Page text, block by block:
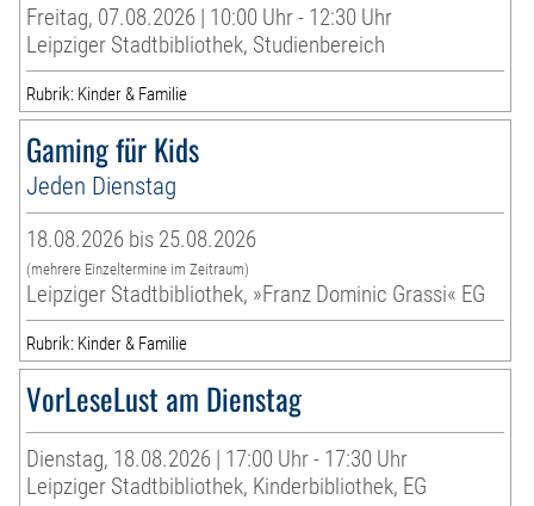
Freitag, 07.08.2026 | 10:00 Uhr - 12:30 Uhr
Leipziger Stadtbibliothek, Studienbereich
Rubrik: Kinder & Familie
Gaming für Kids
Jeden Dienstag
18.08.2026 bis 25.08.2026
(mehrere Einzeltermine im Zeitraum)
Leipziger Stadtbibliothek, »Franz Dominic Grassi« EG
Rubrik: Kinder & Familie
VorLeseLust am Dienstag
Dienstag, 18.08.2026 | 17:00 Uhr - 17:30 Uhr
Leipziger Stadtbibliothek, Kinderbibliothek, EG